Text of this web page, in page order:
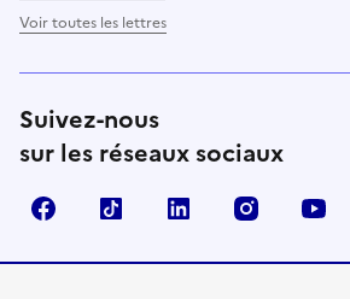
Voir toutes les lettres
Suivez-nous
sur les réseaux sociaux
FacebookTikTok LinkedIn Instagram